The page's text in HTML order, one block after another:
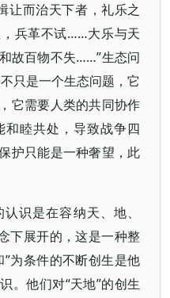
让而治天下者，礼乐之
兵革不试……大乐与天
故百物不失……”生态问
只是一个生态问题，它
它需要人类的共同协作
睦共处，导致战争四
护只能是一种奢望，此
识是在容纳天、地、
下展开的，这是一种整
为条件的不断创生是他
。他们对“天地”的创生